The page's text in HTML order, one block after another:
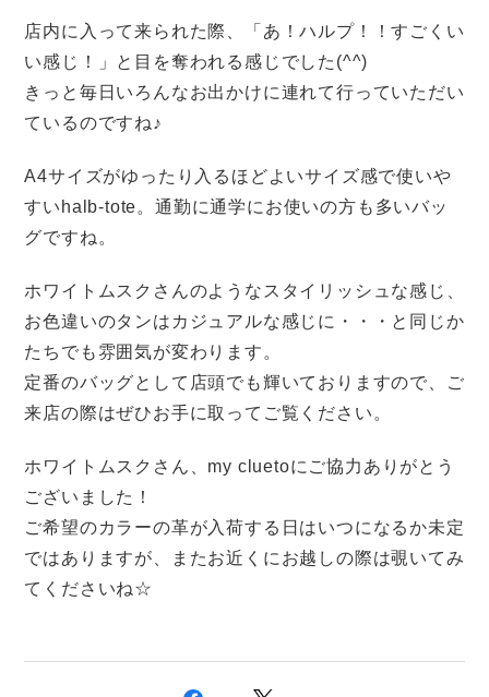
店内に入って来られた際、「あ！ハルプ！！すごくい
い感じ！」と目を奪われる感じでした(^^)
きっと毎日いろんなお出かけに連れて行っていただい
ているのですね♪
A4サイズがゆったり入るほどよいサイズ感で使いや
すいhalb-tote。通勤に通学にお使いの方も多いバッ
グですね。
ホワイトムスクさんのようなスタイリッシュな感じ、
お色違いのタンはカジュアルな感じに・・・と同じか
たちでも雰囲気が変わります。
定番のバッグとして店頭でも輝いておりますので、ご
来店の際はぜひお手に取ってご覧ください。
ホワイトムスクさん、my cluetoにご協力ありがとう
ございました！
ご希望のカラーの革が入荷する日はいつになるか未定
ではありますが、またお近くにお越しの際は覗いてみ
てくださいね☆